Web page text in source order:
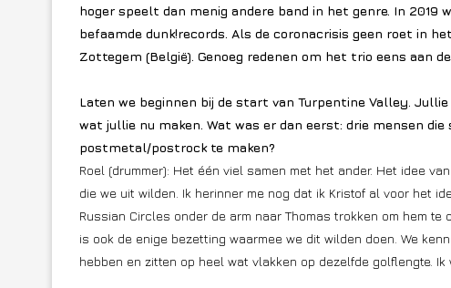
hoger speelt dan menig andere band in het genre. In
befaamde dunk!records. Als de coronacrisis geen roet in
Zottegem (België). Genoeg redenen om het trio eens aan
Laten we beginnen bij de start van Turpentine Valley. Jullie
wat jullie nu maken. Wat was er dan eerst: drie mensen
postmetal/postrock te maken?
Roel (drummer): Het één viel samen met het ander. Het idee
die we uit wilden. Ik herinner me nog dat ik Kristof al voor het
Russian Circles onder de arm naar Thomas trokken om hem
is ook de enige bezetting waarmee we dit wilden doen. We
hebben en zitten op heel wat vlakken op dezelfde golflengte.